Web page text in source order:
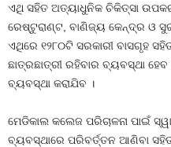
ଏଥି ସହିତ ଅତ୍ୟାଧୁନିକ ଚିକିତ୍ସା
ରେଷ୍ଟୁରାଣ୍ଟ, ବାଣିଜ୍ୟ କେନ୍ଦ୍ର ଓ
ଏଥିରେ ୧୨୮୦ଟି ସରକାରୀ ବାସଗୃହ
ଛାତ୍ରଛାତ୍ରୀ ରହିବାର ବ୍ୟବସ୍ଥା
ବ୍ୟବସ୍ଥା କରାଯିବ ।
ମେଡିକାଲ କଲେଜ ପରିଚାଳନା ପାଇଁ
ବ୍ୟବସ୍ଥାରେ ପରିବର୍ତ୍ତନ ଆଣିବା